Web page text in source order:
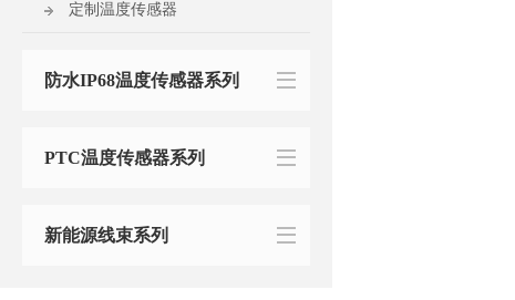
定制温度传感器
防水IP68温度传感器系列
PTC温度传感器系列
新能源线束系列